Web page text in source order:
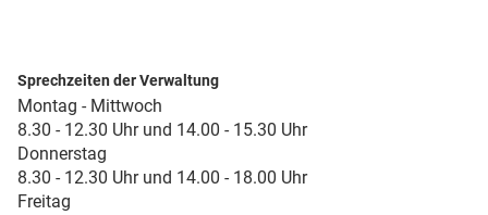
Sprechzeiten der Verwaltung
Montag - Mittwoch
8.30 - 12.30 Uhr und 14.00 - 15.30 Uhr
Donnerstag
8.30 - 12.30 Uhr und 14.00 - 18.00 Uhr
Freitag